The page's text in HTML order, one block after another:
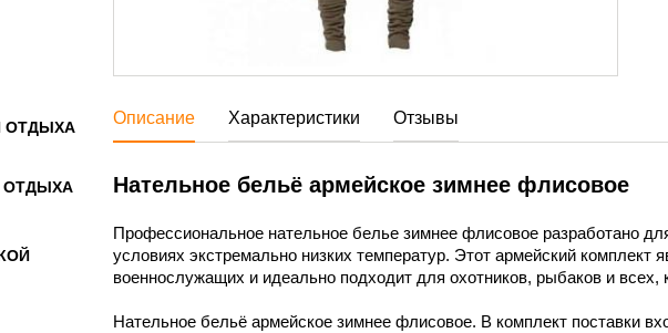
ОТДЫХА
ОТДЫХА
Описание Характеристики Отзывы
Нательное бельё армейское зимнее флисовое
Профессиональное нательное белье зимнее флисовое разработано
условиях экстремально низких температур. Этот армейский комплект
военнослужащих и идеально подходит для охотников, рыбаков и всех,
Нательное бельё армейское зимнее флисовое. В комплект поставки